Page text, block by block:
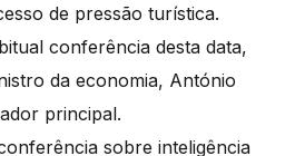
de pressão turística.
conferência desta data,
da economia, António
principal.
sobre inteligência